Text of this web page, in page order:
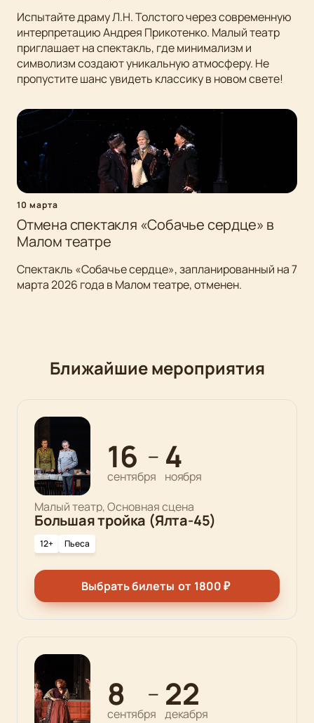
Испытайте драму Л.Н. Толстого через современную
интерпретацию Андрея Прикотенко. Малый театр
приглашает на спектакль, где минимализм и
символизм создают уникальную атмосферу. Не
пропустите шанс увидеть классику в новом свете!
10 марта
Отмена спектакля «Собачье сердце» в
Малом театре
Спектакль «Собачье сердце», запланированный на 7
марта 2026 года в Малом театре, отменен.
Ближайшие мероприятия
16
сентября
— 4
ноября
Малый театр, Основная сцена
Большая тройка (Ялта-45)
12+ Пьеса
Выбрать билеты от 1800₽
8
сентября
— 22
декабря